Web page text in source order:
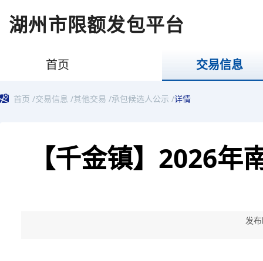
湖州市限额发包平台
首页 交易信息
首页 /交易信息 /其他交易 /承包候选人公示 /详情
【千金镇】2026
发